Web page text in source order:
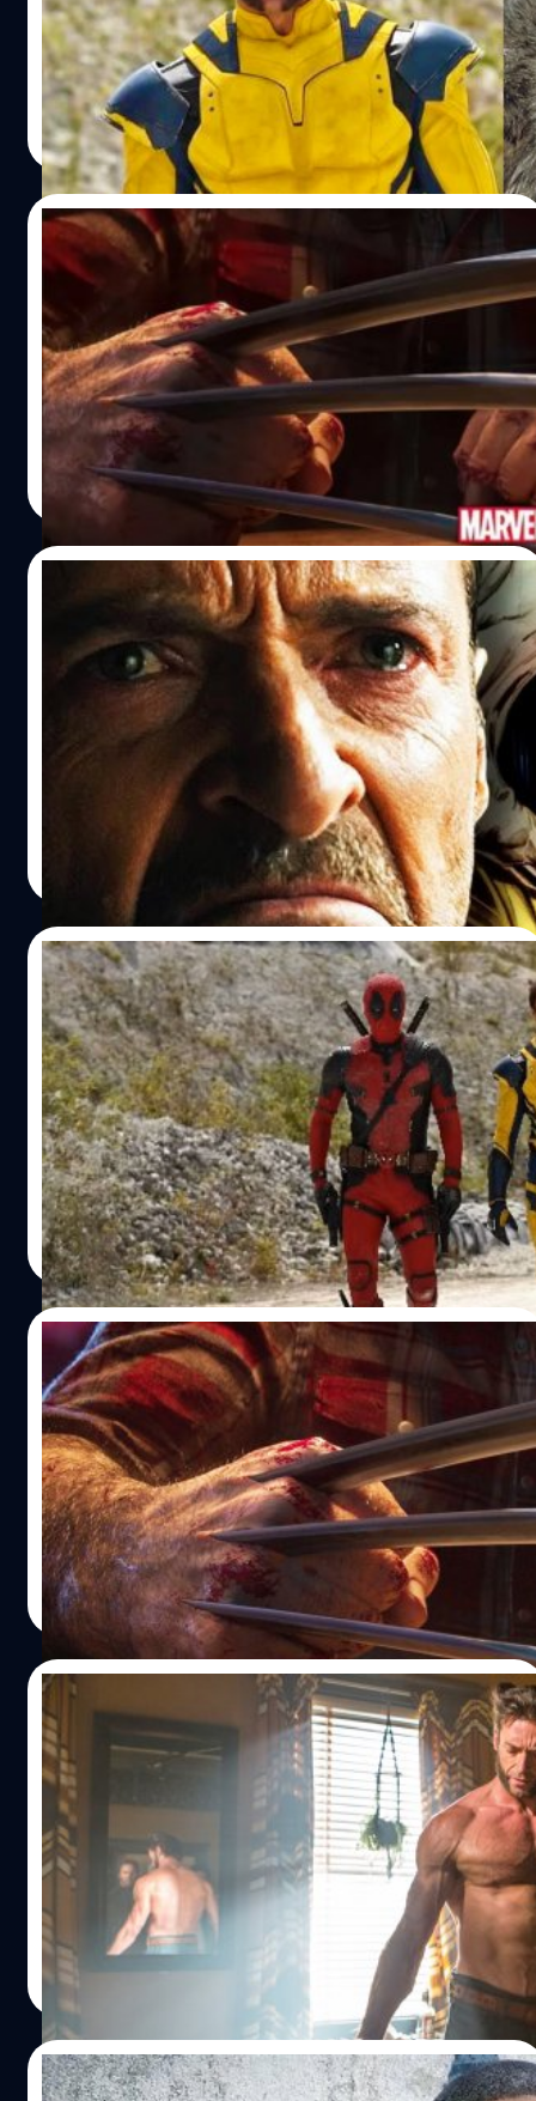
อรีน ที่รับบทโดย ฮิว แจ็กแมน กำลังต่อสู้กับศัตรูในป่าที่
ปกคลุมด้วยหิมะ
ปรีดี ฤกษ์วลีกุล | 976 days ago
Read More
15/11/2023
พบข้อมูลเกม ‘Marvel’s Wolverine’ อาจจะ
ออกเร็วกว่าที่คิด
หนึ่งในทีมงานสร้างเกม Marvel's Wolverine ที่กำหนดออก
วางขายในปี 2024
วงศกร ปฐมชัยวัฒน์ | 994 days ago
Read More
ไม่แกร่งอย่างที่คิดหรอก Wolverine มีจุดอ่อน
รุนแรงที่คนธรรมดาอย่างเรา ๆ ก็สามารถ
เอาชนะได้
ในจำนวนมนุษย์กลายพันธุ์ทั้งหมดในจักรวาล X-Men นั้น ต้อง
ยกให้ วูลฟ์เวอรีน (Wolverine) เป็นมนุษย์กลายพันธุ์รายที่มี
พิษสงมากสุดและเป็นอมตะที่สุด เพราะความสามารถในการ
รักษาและฟื้นคืนสภาพร่างกายตัวเองได้นั่นเอง บวกกับการมี
กรงเล็บอะดาแมนเทียมที่เป็นอาวุธทรงพลัง ทั้งแข็งแกร่งและมี
ความคบกริบ ตัดทุกสิ่งทุกอย่างได้ขาดหมด แต่แล้ว เนื้อหาใน
หนังสือการ์ตูน 'Wolverine' เล่มหนึ่งก็ได้เผยจุดอ่อนของเขา ที่
ช่างดูธรรมดาเสียจนใคร ๆ ก็สามารถกำราบเขาลงได้
สุชยา เกษจำรัส| 1056 days ago
11/07/2023
ถูกใจแฟน ๆ ! Hugh Jackman สวมชุด
Wolverine สีเหลืองสุดคลาสสิกจากคอมิกใน
‘Deadpool 3’
ฮิว แจ็กแมนแมนได้แชร์ภาพของเขากำลังสวมชุด Wolverine
สีเหลืองสุดคลาสสิกอันโดดเด่นจากเวอร์ชันคอมิกในระหว่าง
ถ่ายทำ 'Deadpool 3'
ปรีดี ฤกษ์วลีกุล| 1122 days ago
Read More
03/02/2023
ข่าวลือ เกม Marvel’s Wolverine จะมาแนวกึ่ง
Open World และจะได้เรต M
เกม Marvel's Wolverine จะไม่ได้ใช้แนว Open World แบบ
เต็มรูปแบบ แต่จะมาแนวกึ่ง Open World แทน
วงศกร ปฐมชัยวัฒน์ | 1280 days ago
Read More
09/01/2023
Hugh Jackman เร่งฟิตหุ่น 6 เดือน เพื่อรับบท
Wolverine ใน ‘Deadpool 3’
ฮิว แจ็กแมน ได้ให้สัมภาษณ์เกี่ยวกับว่าเขามีเวลา 6 เดือน เพื่อ
จะทำร่างกายให้พร้อมรับบท Wolverine ซูเปอร์ฮีโรจอม
แหกคอกใน Deadpool 3
ปรีดี ฤกษ์วลีกุล| 1305 days ago
Read More
28/12/2022